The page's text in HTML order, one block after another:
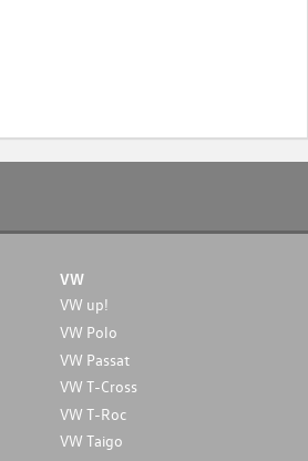
VW
VW up!
VW Polo
VW Passat
VW T-Cross
VW T-Roc
VW Taigo